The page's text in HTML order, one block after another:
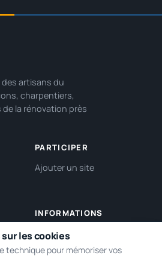
des artisans du
charpentiers,
la rénovation près
PARTICIPER
Ajouter un site
INFORMATIONS
À propos
Contact
les cookies
technique pour mémoriser vos